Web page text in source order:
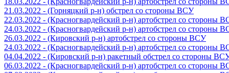
21.03.2022 - (Горняцкий р-н) обстрел со стороны ВСУ
22.03.2022 - (Красногвардейский р-н) артобстрел со стороны
24.03.2022 - (Красногвардейский р-н) артобстрел со стороны
26.03.2022 - (Кировский р-н) артобстрел со стороны ВСУ
24.03.2022 - (Красногвардейский р-н) артобстрел со стороны
04.04.2022 - (Кировский р-н) ракетный обстрел со стороны
06.03.2022 - (Красногвардейский р-н) артобстрел со стороны